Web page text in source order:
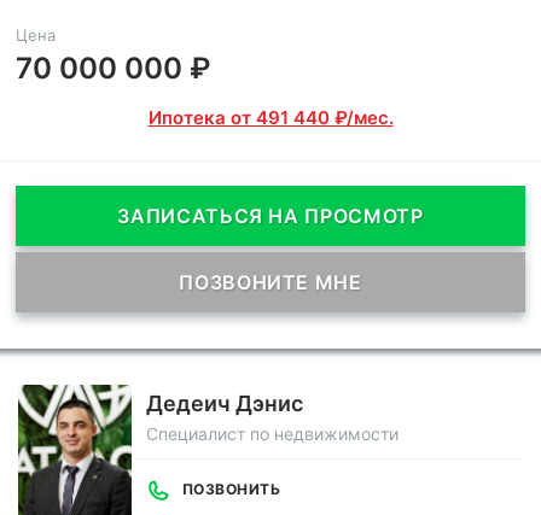
Цена
70 000 000 ₽
Ипотека от 491 440 ₽/мес.
ЗАПИСАТЬСЯ НА ПРОСМОТР
ПОЗВОНИТЕ МНЕ
Дедеич Дэнис
Специалист по недвижимости
ПОЗВОНИТЬ